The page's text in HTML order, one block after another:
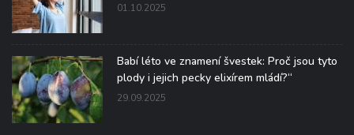
01.10.2025
Babí léto ve znamení švestek: Proč jsou tyto
plody i jejich pecky elixírem mládí?“
29.09.2025